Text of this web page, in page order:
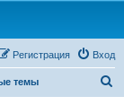
Вход
Регистрация
темы